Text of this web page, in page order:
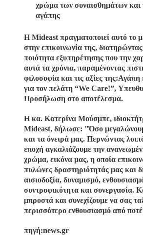
χρώμα των συναισθημάτων και
αγάπης
Η Mideast πραγματοποιεί αυτό το
στην επικοινωνία της,
ποιότητα εξυπηρέτησης που την
αυτά τα χρόνια, παραμένοντας
φιλοσοφία και τις αξίες
για τον πελάτη “We Care!”,
Προσήλωση στο αποτέλεσμα.
Η κα. Κατερίνα Μούσμπε,
Mideast, δήλωσε: "Όσο
και τα όνειρά μας. Περνώντας
εποχή αγκαλιάζουμε την
χρώμα, εικόνα μας, η οποία
πυλώνες δραστηριότητάς μας και
αισιοδοξία, δυναμισμό,
συντροφικότητα και συνεργασία.
μπροστά και συνεχίζουμε να σας
περισσότερο ενθουσιασμό από
πηγή:news.gr